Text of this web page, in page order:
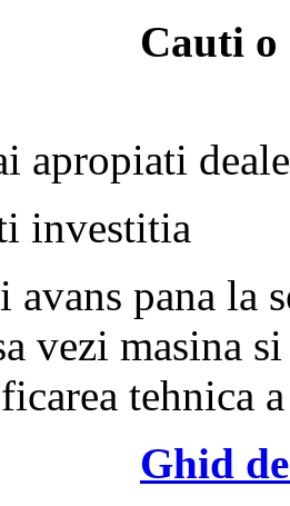
Cauti o
apropiati
investitia
pana la
vezi masina si
tehnica
Ghid